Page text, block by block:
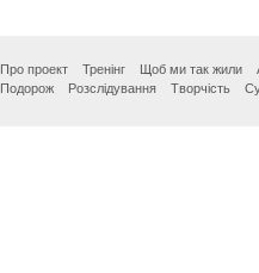
Про проект Тренінг Щоб ми так жили
Подорож
Розслідування Творчість